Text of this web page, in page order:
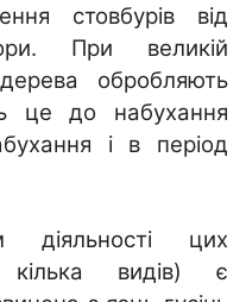
стовбурів від
При великій
обробляють
це до набухання
і в період
діяльності цих
кілька видів) є